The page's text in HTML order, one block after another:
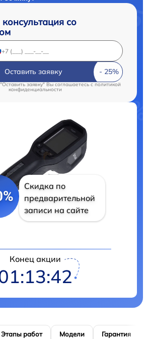
со
Оставить заявку
заявку" Вы соглашаетесь c политикой
конфиденциальности
Скидка по
предварительной
записи на сайте
Конец акции
Этапы работ Модели Гарантия